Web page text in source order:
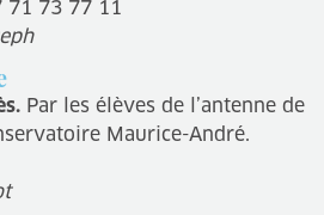
71 73 77 11
Par les élèves de l’antenne de
Maurice-André.